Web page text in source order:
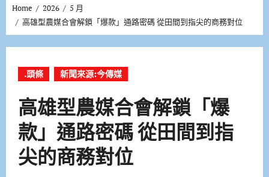
Home 2026
5 月
高雄型農媒合會解鎖「爆款」通路密碼 從田間到指尖的商務對位
.頭條 新聞來源:今傳媒
高雄型農媒合會解鎖「爆
款」通路密碼 從田間到指
尖的商務對位